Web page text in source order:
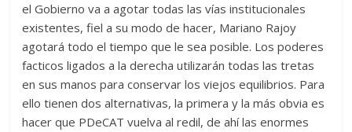
el Gobierno va a agotar todas las vías institucionales
existentes, fiel a su modo de hacer, Mariano Rajoy
agotará todo el tiempo que le sea posible. Los poderes
facticos ligados a la derecha utilizarán todas las tretas
en sus manos para conservar los viejos equilibrios. Para
ello tienen dos alternativas, la primera y la más obvia es
hacer que PDeCAT vuelva al redil, de ahí las enormes